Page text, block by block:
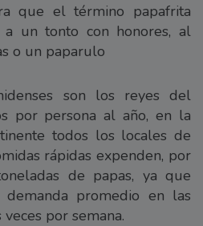
que el término papafrita
un tonto con honores, al
o un paparulo
son los reyes del
por persona al año, en la
todos los locales de
rápidas expenden, por
de papas, ya que
demanda promedio en las
por semana.